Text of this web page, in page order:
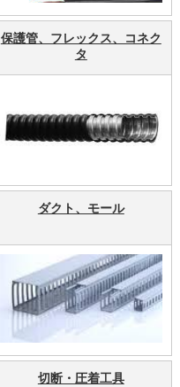
保護管、フレックス、コネク
タ
ダクト、モール
切断・圧着工具